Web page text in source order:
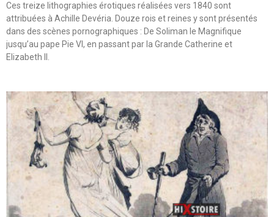
Ces treize lithographies érotiques réalisées vers 1840 sont
attribuées à Achille Devéria. Douze rois et reines y sont présentés
dans des scènes pornographiques : De Soliman le Magnifique
jusqu’au pape Pie VI, en passant par la Grande Catherine et
Elizabeth II.